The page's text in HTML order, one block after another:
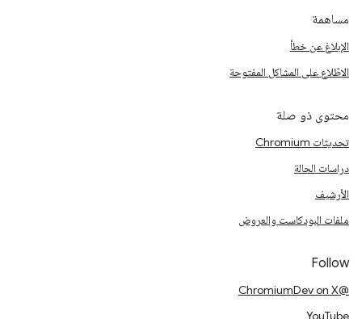
مساهمة
الإبلاغ عن خطأ
الاطّلاع على المشاكل المفتوحة
محتوى ذو صلة
تحديثات Chromium
دراسات الحالة
الأرشيف
ملفات البودكاست والعروض
Follow
@ChromiumDev on X
YouTube